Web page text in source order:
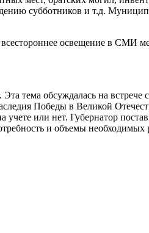
субботников и т.д.
всестороннее освещение в СМИ
тема обсуждалась на встрече
Победы в Великой
или нет. Губернатор
и объемы необходимых